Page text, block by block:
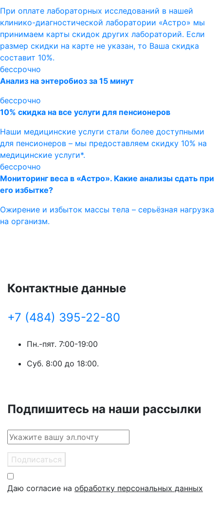
При оплате лабораторных исследований в нашей
клинико-диагностической лаборатории «Астро» мы
принимаем карты скидок других лабораторий. Если
размер скидки на карте не указан, то Ваша скидка
составит 10%.
бессрочно
Анализ на энтеробиоз за 15 минут
бессрочно
10% скидка на все услуги для пенсионеров
Наши медицинские услуги стали более доступными
для пенсионеров – мы предоставляем скидку 10% на
медицинские услуги*.
бессрочно
Мониторинг веса в «Астро». Какие анализы сдать при
его избытке?
Ожирение и избыток массы тела – серьёзная нагрузка
на организм.
Контактные данные
+7 (484) 395-22-80
Пн.-пят. 7:00-19:00
Суб. 8:00 до 18:00.
Подпишитесь на наши рассылки
Подписаться
Даю согласие на обработку персональных данных